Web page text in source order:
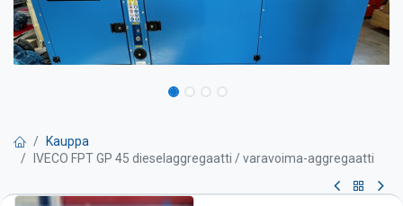
Kauppa
IVECO FPT GP 45 dieselaggregaatti / varavoima-aggregaatti